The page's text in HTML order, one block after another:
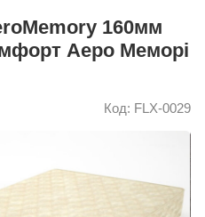
160мм
Аеро Меморі
Код: FLX-0029